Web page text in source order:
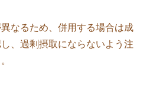
なるため、併用する場合は成
、過剰摂取にならないよう注